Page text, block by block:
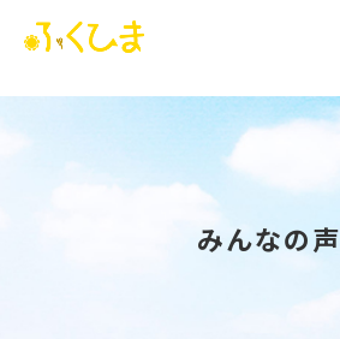
みんなの声